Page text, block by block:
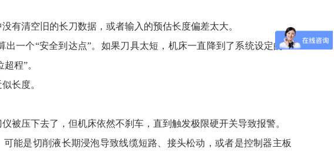
有清空旧的长刀数据，或者输入的预估长度偏差太大。
一个“安全到达点”。如果刀具太短，机床一直降到了系统设定的 Z
程”。
长度。
被压下去了，但机床依然不刹车，直到触发极限硬开关导致报警。
能是切削液长期浸泡导致线缆短路、接头松动，或者是控制器主板